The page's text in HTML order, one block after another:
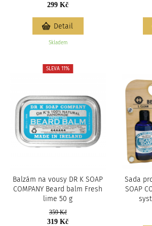
299 Kč
Skladem
Detail
Balzám na vousy DR K SOAP
COMPANY Beard balm Fresh
lime 50 g
SLEVA 11%
359 Kč
319 Kč
Sada
SOAP